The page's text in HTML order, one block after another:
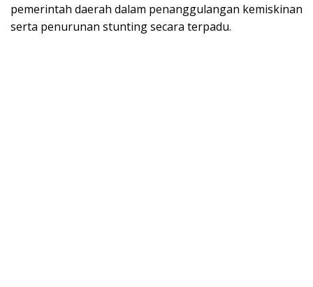
pemerintah daerah dalam penanggulangan kemiskinan
serta penurunan stunting secara terpadu.